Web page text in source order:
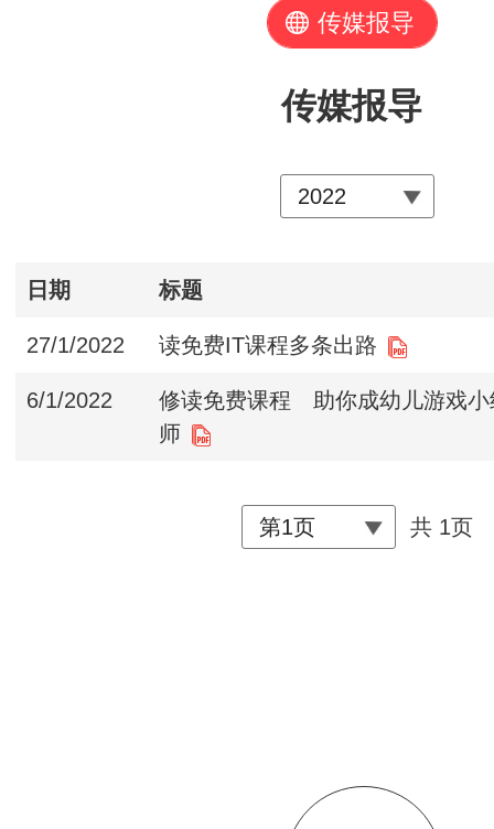
传媒报导
传媒报导
日期 标题
27/1/2022 读免费IT课程多条出路
6/1/2022
修读免费课程 助你成幼儿游戏小
师
共 1页